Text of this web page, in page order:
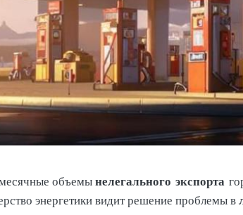
объемынелегального экспорта
энергетики видит решение проблемы в